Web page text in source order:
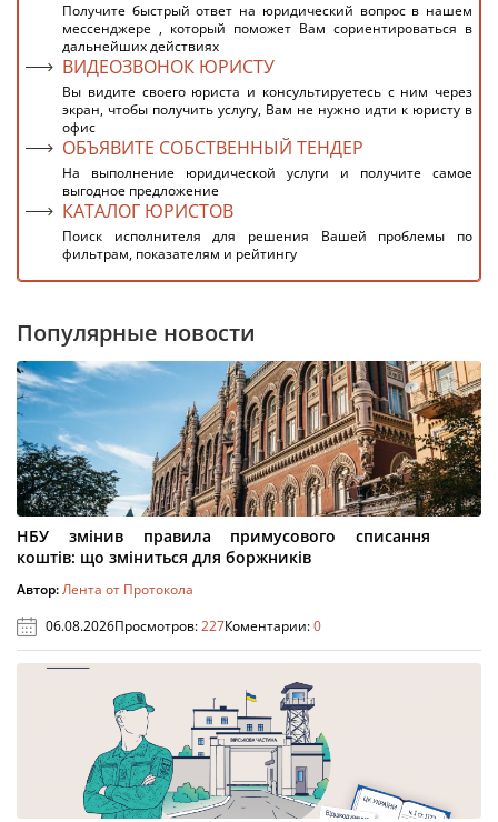
Получите быстрый ответ на юридический вопрос в нашем
мессенджере , который поможет Вам сориентироваться в
дальнейших действиях
ВИДЕОЗВОНОК ЮРИСТУ
Вы видите своего юриста и консультируетесь с ним через
экран, чтобы получить услугу, Вам не нужно идти к юристу в
офис
ОБЪЯВИТЕ СОБСТВЕННЫЙ ТЕНДЕР
На выполнение юридической услуги и получите самое
выгодное предложение
КАТАЛОГ ЮРИСТОВ
Поиск исполнителя для решения Вашей проблемы по
фильтрам, показателям и рейтингу
Популярные новости
НБУ змінив правила примусового списання
коштів: що зміниться для боржників
Автор:Лента от Протокола
06.08.2026Просмотров:227Коментарии:0